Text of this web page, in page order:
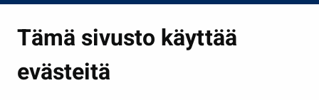
Tämä sivusto käyttää
evästeitä
Kasvatus ja opetus
Kulttuuri ja liikunta